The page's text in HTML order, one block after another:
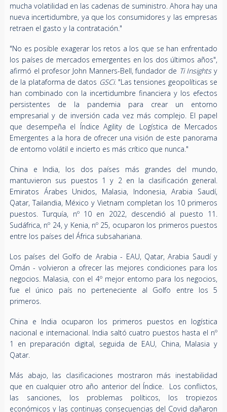
mucha volatilidad en las cadenas de suministro. Ahora hay una
nueva incertidumbre, ya que los consumidores y las empresas
retraen el gasto y la contratación."
"No es posible exagerar los retos a los que se han enfrentado
los países de mercados emergentes en los dos últimos años",
afirmó el profesor John Manners-Bell, fundador de Ti Insightsy
de la plataforma de datos GSCi. "Las tensiones geopolíticas se
han combinado con la incertidumbre financiera y los efectos
persistentes de la pandemia para crear un entorno
empresarial y de inversión cada vez más complejo. El papel
que desempeña el Índice Agility de Logística de Mercados
Emergentes a la hora de ofrecer una visión de este panorama
de entorno volátil e incierto es más crítico que nunca."
China e India, los dos países más grandes del mundo,
mantuvieron sus puestos 1 y 2 en la clasificación general.
Emiratos Árabes Unidos, Malasia, Indonesia, Arabia Saudí,
Qatar, Tailandia, México y Vietnam completan los 10 primeros
puestos. Turquía, nº 10 en 2022, descendió al puesto 11.
Sudáfrica, nº 24, y Kenia, nº 25, ocuparon los primeros puestos
entre los países del África subsahariana.
Los países del Golfo de Arabia - EAU, Qatar, Arabia Saudí y
Omán - volvieron a ofrecer las mejores condiciones para los
negocios. Malasia, con el 4º mejor entorno para los negocios,
fue el único país no perteneciente al Golfo entre los 5
primeros.
China e India ocuparon los primeros puestos en logística
nacional e internacional. India saltó cuatro puestos hasta el nº
1 en preparación digital, seguida de EAU, China, Malasia y
Qatar.
Más abajo, las clasificaciones mostraron más inestabilidad
que en cualquier otro año anterior del Índice. Los conflictos,
las sanciones, los problemas políticos, los tropiezos
económicos y las continuas consecuencias del Covid dañaron